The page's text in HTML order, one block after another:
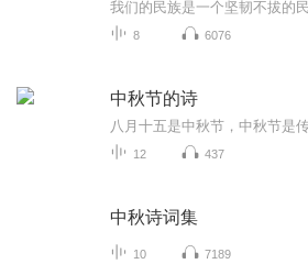
8 6076
中秋节的诗
12 437
中秋诗词集
10 7189